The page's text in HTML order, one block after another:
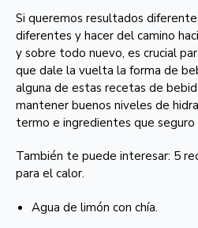
Si queremos resultados
diferentes y hacer del camino
y sobre todo nuevo, es crucial
que dale la vuelta la forma de
alguna de estas recetas de
mantener buenos niveles de
termo e ingredientes que seguro
También te puede interesar: 5
para el calor.
Agua de limón con chía.